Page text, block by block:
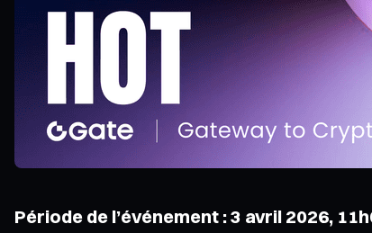
Période de l’événement : 3 avril 2026,